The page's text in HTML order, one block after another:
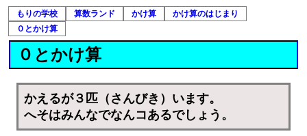
もりの学校 算数ランド かけ算
かけ算のはじまり
０とかけ算
０とかけ算
かえるが３匹（さんびき）います。
へそはみんなでなんコあるでしょう。